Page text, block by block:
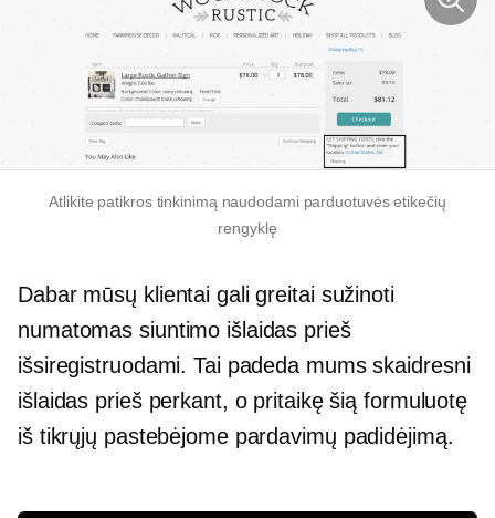
Atlikite patikros tinkinimą naudodami parduotuvės etikečių
rengyklę
Dabar mūsų klientai gali greitai sužinoti
numatomas siuntimo išlaidas prieš
išsiregistruodami. Tai padeda mums skaidresni
išlaidas prieš perkant, o pritaikę šią formuluotę
iš tikrųjų pastebėjome pardavimų padidėjimą.